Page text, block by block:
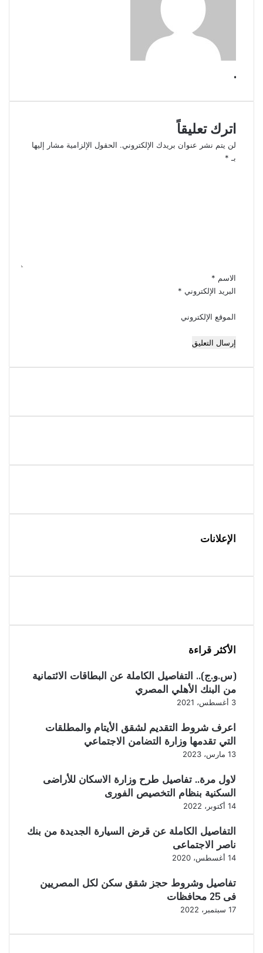
.
اترك تعليقاً
لن يتم نشر عنوان بريدك الإلكتروني. الحقول الإلزامية مشار إليها
بـ *
الاسم *
البريد الإلكتروني *
الموقع الإلكتروني
الإعلانات
الأكثر قراءة
(س.و.ج).. التفاصيل الكاملة عن البطاقات الائتمانية
من البنك الأهلي المصري
3 أغسطس، 2021
اعرف شروط التقديم لشقق الأيتام والمطلقات
التي تقدمها وزارة التضامن الاجتماعي
13 مارس، 2023
لاول مرة.. تفاصيل طرح وزارة الاسكان للأراضى
السكنية بنظام التخصيص الفورى
14 أكتوبر، 2022
التفاصيل الكاملة عن قرض السيارة الجديدة من بنك
ناصر الاجتماعى
14 أغسطس، 2020
تفاصيل وشروط حجز شقق سكن لكل المصريين
فى 25 محافظات
17 سبتمبر، 2022